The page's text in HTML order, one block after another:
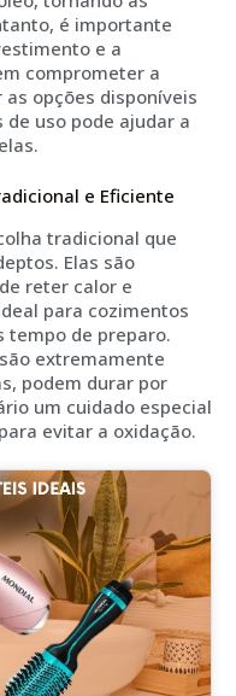
é importante
e a
comprometer a
opções disponíveis
uso pode ajudar a
e Eficiente
tradicional que
Elas são
reter calor e
para cozimentos
tempo de preparo.
extremamente
podem durar por
um cuidado especial
evitar a oxidação.